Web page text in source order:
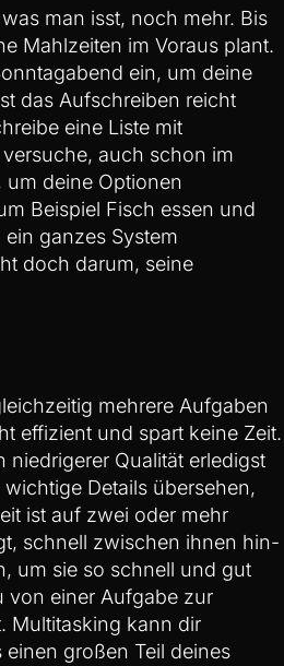
man isst, noch mehr. Bis
Mahlzeiten im Voraus plant.
ein, um deine
das Aufschreiben reicht
eine Liste mit
auch schon im
deine Optionen
Beispiel Fisch essen und
ganzes System
doch darum, seine
mehrere Aufgaben
effizient und spart keine Zeit.
Qualität erledigst
Details übersehen,
ist auf zwei oder mehr
schnell zwischen ihnen hin-
um sie so schnell und gut
von einer Aufgabe zur
Multitasking kann dir
großen Teil deines